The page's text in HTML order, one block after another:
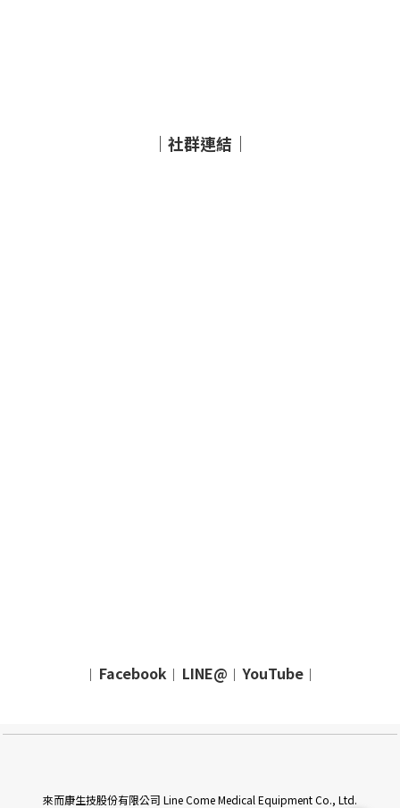
｜社群連結｜
｜ Facebook ｜ LINE@ ｜ YouTube ｜
來而康生技股份有限公司 Line Come Medical Equipment Co., Ltd.